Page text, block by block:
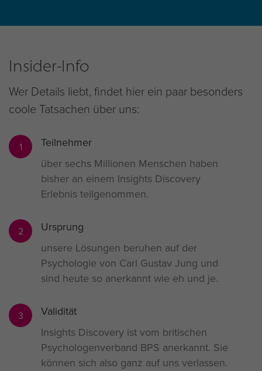
Insider-Info
Wer Details liebt, findet hier ein paar besonders
coole Tatsachen über uns:
1
Teilnehmer
über sechs Millionen Menschen haben
bisher an einem Insights Discovery
Erlebnis teilgenommen.
2
Ursprung
unsere Lösungen beruhen auf der
Psychologie von Carl Gustav Jung und
sind heute so anerkannt wie eh und je.
3
Validität
Insights Discovery ist vom britischen
Psychologenverband BPS anerkannt. Sie
können sich also ganz auf uns verlassen.